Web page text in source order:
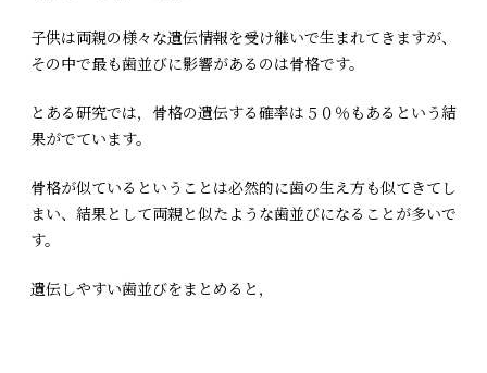
子供は両親の様々な遺伝情報を受け継いで生まれてきますが、
その中で最も歯並びに影響があるのは骨格です。
とある研究では，骨格の遺伝する確率は５０％もあるという結
果がでています。
骨格が似ているということは必然的に歯の生え方も似てきてし
まい、結果として両親と似たような歯並びになることが多いで
す。
遺伝しやすい歯並びをまとめると，